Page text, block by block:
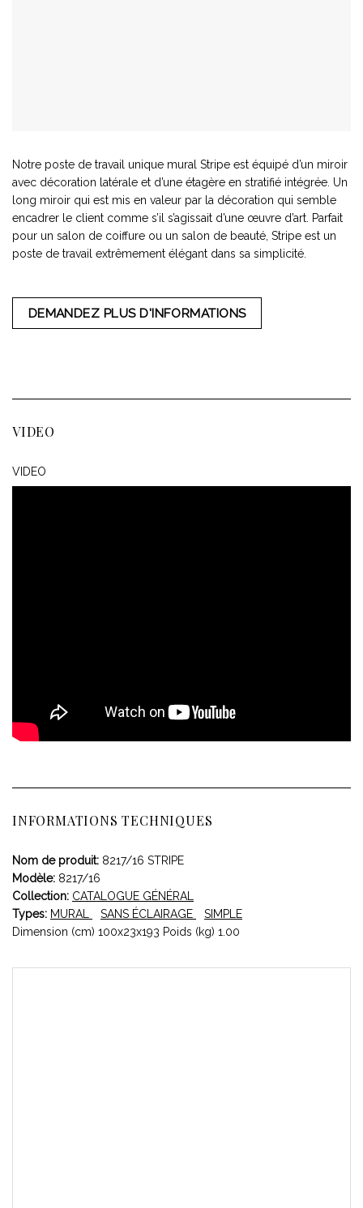
Notre poste de travail unique mural Stripe est équipé d’un miroir
avec décoration latérale et d’une étagère en stratifié intégrée. Un
long miroir qui est mis en valeur par la décoration qui semble
encadrer le client comme s’il s’agissait d’une œuvre d’art. Parfait
pour un salon de coiffure ou un salon de beauté, Stripe est un
poste de travail extrêmement élégant dans sa simplicité.
DEMANDEZ PLUS D'INFORMATIONS
VIDEO
VIDEO
INFORMATIONS TECHNIQUES
Nom de produit: 8217/16 STRIPE
Modèle: 8217/16
Collection: CATALOGUE GÉNÉRAL
Types: MURAL SANS ÉCLAIRAGE
SIMPLE
Dimension (cm) 100x23x193 Poids (kg) 1.00